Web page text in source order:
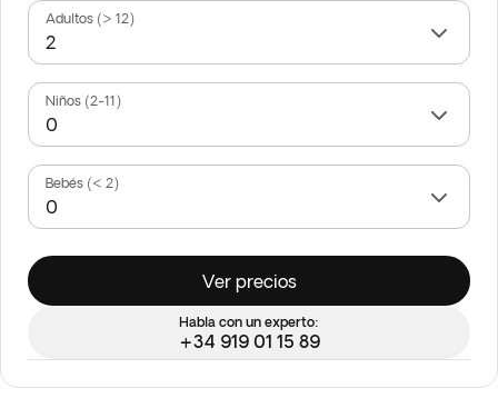
Adultos (> 12)
Niños (2-11)
Bebés (< 2)
Ver precios
Habla con un experto:
+34 919 01 15 89